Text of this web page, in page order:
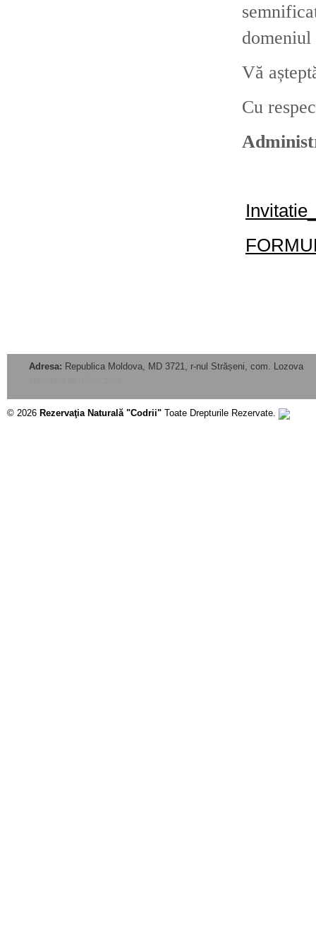
Vă
Cu
Adresa: Republica Moldova, MD 3721, r-nul Strășeni, com. Lozova
© 2026 Rezervaţia Naturală "Codrii" Toate Drepturile Rezervate.